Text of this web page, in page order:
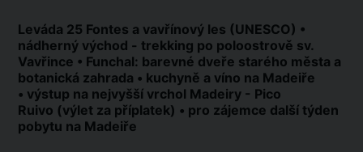
Leváda 25 Fontes a vavřínový les (UNESCO) •
nádherný východ - trekking po poloostrově sv.
Vavřince • Funchal: barevné dveře starého města a
botanická zahrada • kuchyně a víno na Madeiře
• výstup na nejvyšší vrchol Madeiry - Pico
Ruivo (výlet za příplatek) • pro zájemce další týden
pobytu na Madeiře